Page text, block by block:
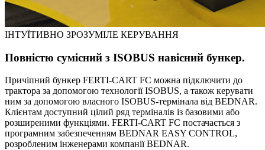
ІНТУЇТИВНО ЗРОЗУМІЛЕ КЕРУВАННЯ
Повністю сумісний з ISOBUS навісний бункер.
Причіпний бункер FERTI-CART FC можна підключити до
трактора за допомогою технології ISOBUS, а також керувати
ним за допомогою власного ISOBUS-термінала від BEDNAR.
Клієнтам доступний цілий ряд терміналів із базовими або
розширеними функціями. FERTI-CART FC постачається з
програмним забезпеченням BEDNAR EASY CONTROL,
розробленим інженерами компанії BEDNAR.